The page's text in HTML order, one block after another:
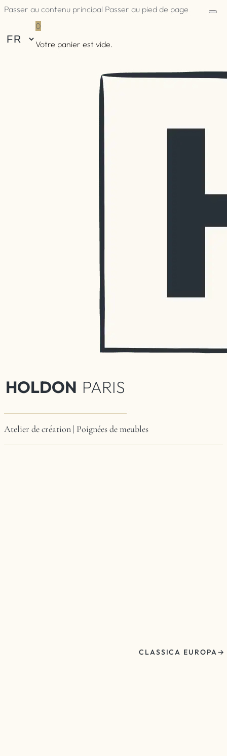
Passer au contenu principal Passer au pied de page
0
Votre panier est vide.
HOLDON PARIS
Atelier de création | Poignées de meubles
CLASSICA EUROPA